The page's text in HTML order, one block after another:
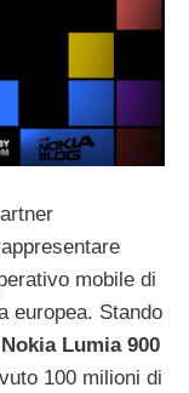
mobile di
europea. Stando
Nokia Lumia 900
100 milioni di